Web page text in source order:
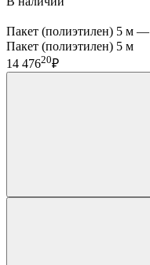
Пакет (полиэтилен) 5 м —
Пакет (полиэтилен) 5 м
14 47620₽